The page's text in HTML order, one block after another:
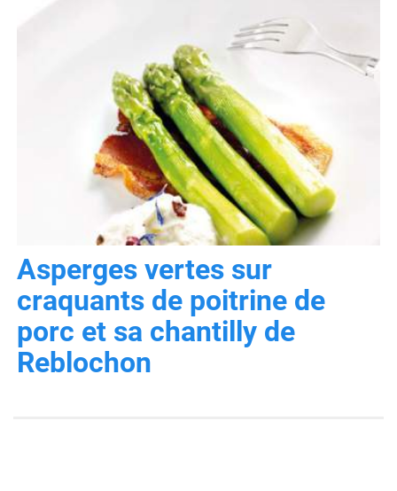
Asperges vertes sur
craquants de poitrine de
porc et sa chantilly de
Reblochon